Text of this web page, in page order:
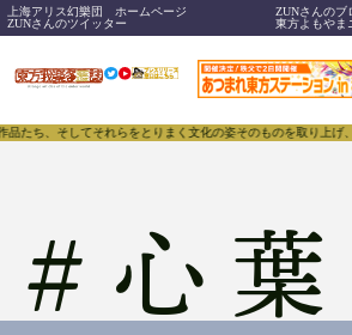
上海アリス幻樂団 ホームページ
ZUNさんのブ
ZUNさんのツイッター
東方よもやま
、そしてそれらをとりまく文化の姿そのものを取り上
# 心葉御影